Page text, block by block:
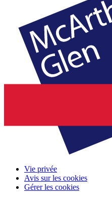
Vie privée
Avis sur les cookies
Gérer les cookies